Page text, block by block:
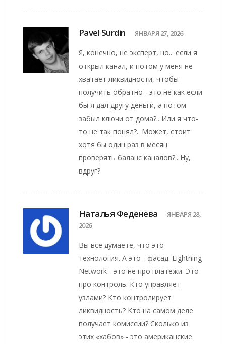
Pavel Surdin ЯНВАРЯ 27, 2026
Я, конечно, не эксперт, но... если я
открыл канал, и потом у меня не
хватает ликвидности, чтобы
получить обратно - это не как если
бы я дал другу деньги, а потом
забыл ключи от дома?.. Или я что-
то не так понял?.. Может, стоит
хотя бы один раз в месяц
проверять баланс каналов?.. Ну,
вдруг?
Наталья Феденева
ЯНВАРЯ 28,
2026
Вы все думаете, что это
технология. А это - фасад. Lightning
Network - это не про платежи. Это
про контроль. Кто управляет
узлами? Кто контролирует
ликвидность? Кто на самом деле
получает комиссии? Сколько из
этих «хабов» - это американские